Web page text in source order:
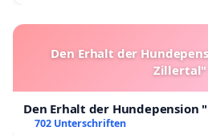
Den Erhalt der
Zillertal"
Den Erhalt der
702 Unterschriften